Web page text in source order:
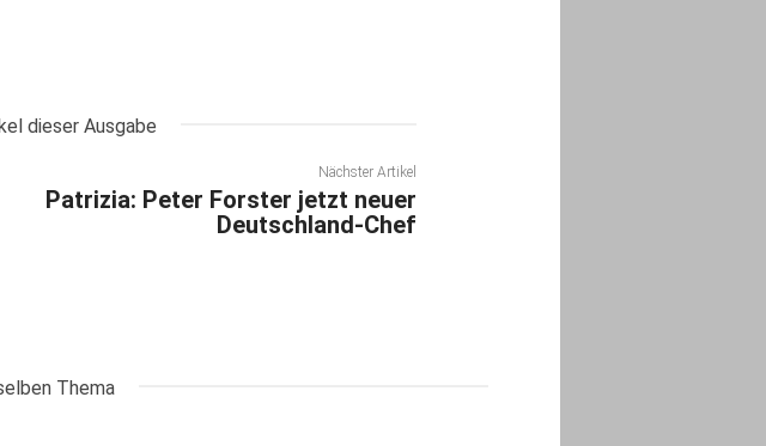
dieser Ausgabe
Nächster Artikel
Patrizia: Peter Forster jetzt neuer
Deutschland-Chef
Thema